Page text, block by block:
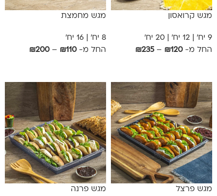
מגש קרואסון
9 יח' | 12 יח' | 20 יח'
החל מ-
₪120
–
₪235
מגש מחמצת
8 יח' | 16 יח'
החל מ-
₪110
–
₪200
מגש פרצל מגש פרנה